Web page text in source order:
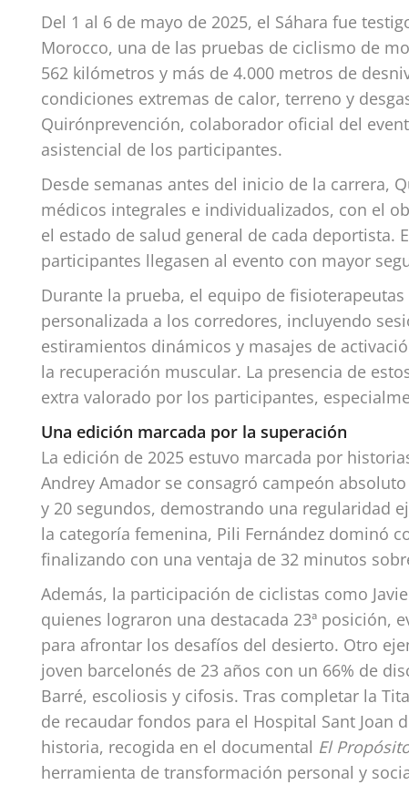
Del 1 al 6 de mayo de 2025, el Sáhara fue
Morocco, una de las pruebas de ciclismo de
562 kilómetros y más de 4.000 metros de
condiciones extremas de calor, terreno y
Quirónprevención, colaborador oficial del
asistencial de los participantes.
Desde semanas antes del inicio de la carrera,
médicos integrales e individualizados, con el
el estado de salud general de cada deportista.
participantes llegasen al evento con mayor
Durante la prueba, el equipo de
personalizada a los corredores, incluyendo
estiramientos dinámicos y masajes de
la recuperación muscular. La presencia de
extra valorado por los participantes,
Una edición marcada por la superación
La edición de 2025 estuvo marcada por
Andrey Amador se consagró campeón
y 20 segundos, demostrando una regularidad
la categoría femenina, Pili Fernández dominó
finalizando con una ventaja de 32 minutos
Además, la participación de ciclistas como
quienes lograron una destacada 23ª posición,
para afrontar los desafíos del desierto. Otro
joven barcelonés de 23 años con un 66% de
Barré, escoliosis y cifosis. Tras completar la
de recaudar fondos para el Hospital Sant Joan
historia, recogida en el documental El
herramienta de transformación personal y